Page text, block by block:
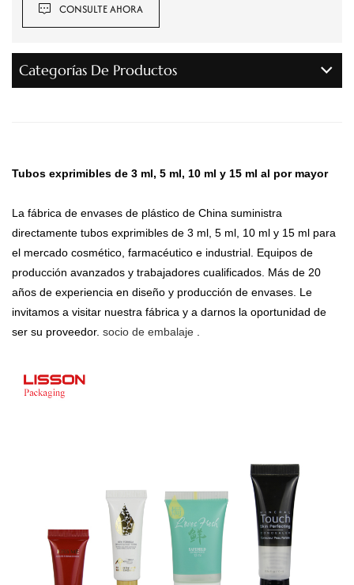
CONSULTE AHORA
Categorías De Productos
Tubos exprimibles de 3 ml, 5 ml, 10 ml y 15 ml al por mayor
La fábrica de envases de plástico de China suministra
directamente tubos exprimibles de 3 ml, 5 ml, 10 ml y 15 ml para
el mercado cosmético, farmacéutico e industrial. Equipos de
producción avanzados y trabajadores cualificados. Más de 20
años de experiencia en diseño y producción de envases. Le
invitamos a visitar nuestra fábrica y a darnos la oportunidad de
ser su proveedor. socio de embalaje